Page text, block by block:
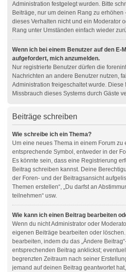
Administration festgelegt wurden. Bitte
Beiträge, nur um deinen Rang zu
dieses Verhalten nicht und ein Moderator
Rang unter Umständen einfach wieder
Wenn ich bei einem Benutzer auf den E-
aufgefordert, mich anzumelden.
Nur registrierte Benutzer dürfen die
Nachrichten an andere Benutzer nutzen,
Administration freigeschaltet wurde. Diese
Missbrauch dieses Systems durch Gäste
Beiträge schreiben
Wie schreibe ich ein Thema?
Um eine neues Thema in einem Forum zu
entsprechende Symbol, entweder in der
Es könnte sein, dass eine Registrierung
Beitrag schreiben kannst. Deine
der Foren- und der Beitragsansicht
Themen erstellen“, „Du darfst an
teilnehmen“ usw.
Wie kann ich einen Beitrag bearbeiten
Wenn du nicht Administrator oder
eigenen Beiträge bearbeiten oder
bearbeiten, indem du das „Ändere
entsprechenden Beitrag anklickst;
begrenzten Zeitraum nach seiner
jemand auf deinen Beitrag geantwortet